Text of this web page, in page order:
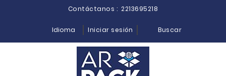
Contáctanos : 2213695218
Idioma Iniciar sesión Buscar